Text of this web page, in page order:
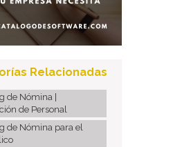
de otros Productos / Servicios
NO
Enviar
Relacionadas
de Nómina |
de Personal
de Nómina para el